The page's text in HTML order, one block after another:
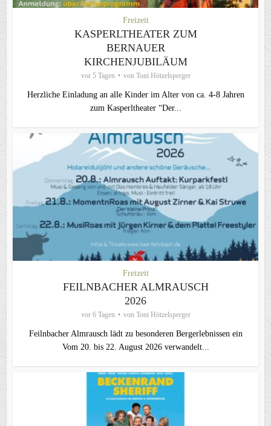
Freizeit
KASPERLTHEATER ZUM
BERNAUER
KIRCHENJUBILÄUM
vor 5 Tagen von Toni Hötzelsperger
Herzliche Einladung an alle Kinder im Alter von ca. 4-8 Jahren
zum Kasperltheater “Der...
Freizeit
FEILNBACHER ALMRAUSCH
2026
vor 6 Tagen von Toni Hötzelsperger
Feilnbacher Almrausch lädt zu besonderen Bergerlebnissen ein
Vom 20. bis 22. August 2026 verwandelt...